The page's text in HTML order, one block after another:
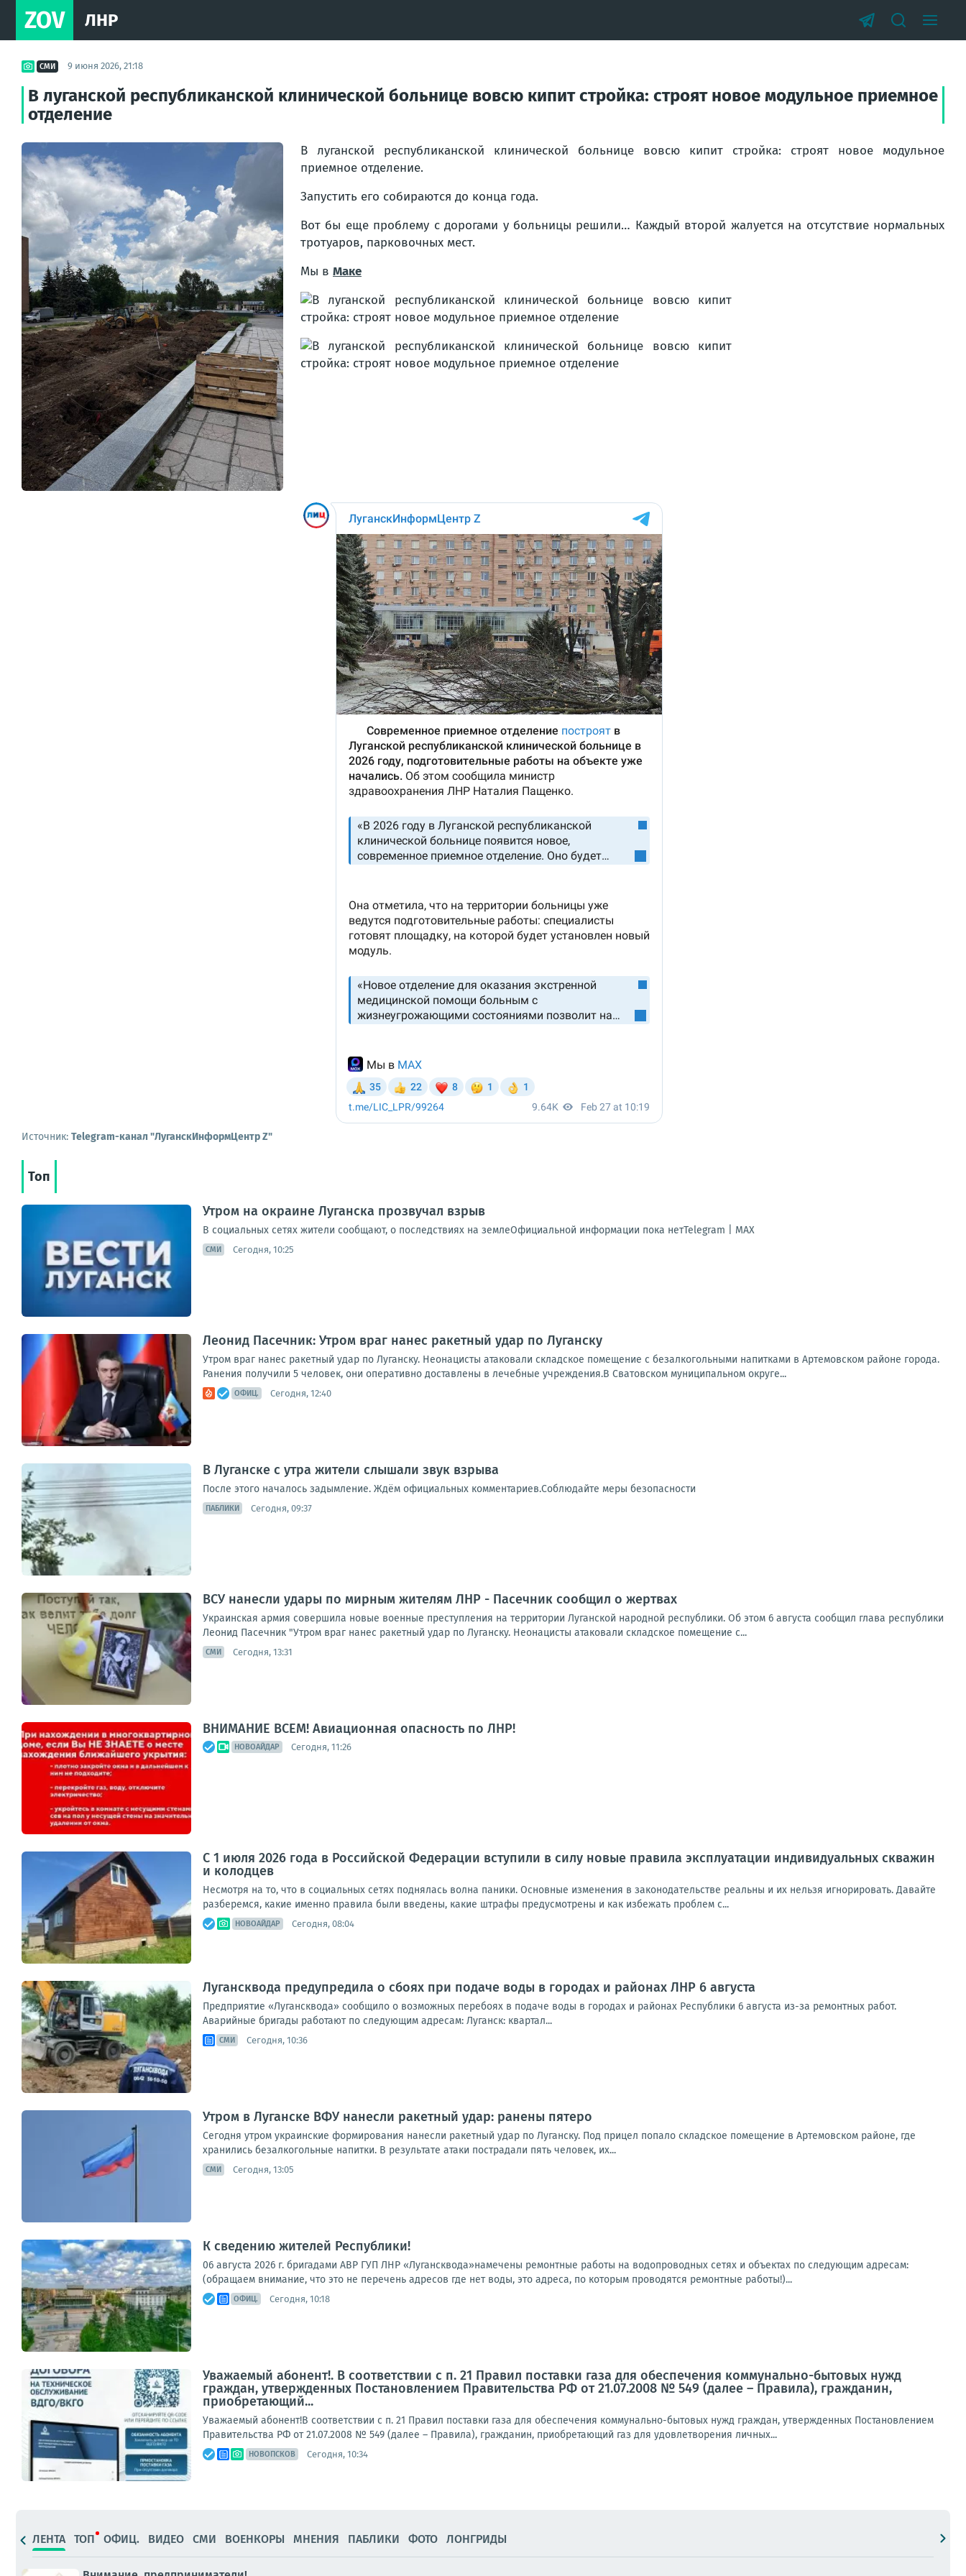
ZOV ЛНР
СМИ 9 июня 2026, 21:18
В луганской республиканской клинической больнице вовсю кипит стройка: строят новое модульное приемное
отделение
В луганской республиканской клинической больнице вовсю кипит стройка: строят новое модульное
приемное отделение.
Запустить его собираются до конца года.
Вот бы еще проблему с дорогами у больницы решили… Каждый второй жалуется на отсутствие нормальных
тротуаров, парковочных мест.
Мы в Маке
Источник: Telegram-канал "ЛуганскИнформЦентр Z"
Топ
Утром на окраине Луганска прозвучал взрыв
В социальных сетях жители сообщают, о последствиях на землеОфициальной информации пока нетTelegram | MAX
СМИ Сегодня, 10:25
Леонид Пасечник: Утром враг нанес ракетный удар по Луганску
Утром враг нанес ракетный удар по Луганску. Неонацисты атаковали складское помещение с безалкогольными напитками в Артемовском районе города.
Ранения получили 5 человек, они оперативно доставлены в лечебные учреждения.В Сватовском муниципальном округе...
ОФИЦ. Сегодня, 12:40
В Луганске с утра жители слышали звук взрыва
После этого началось задымление. Ждём официальных комментариев.Соблюдайте меры безопасности
ПАБЛИКИ Сегодня, 09:37
ВСУ нанесли удары по мирным жителям ЛНР - Пасечник сообщил о жертвах
Украинская армия совершила новые военные преступления на территории Луганской народной республики. Об этом 6 августа сообщил глава республики
Леонид Пасечник "Утром враг нанес ракетный удар по Луганску. Неонацисты атаковали складское помещение с...
СМИ Сегодня, 13:31
ВНИМАНИЕ ВСЕМ! Авиационная опасность по ЛНР!
НОВОАЙДАР Сегодня, 11:26
С 1 июля 2026 года в Российской Федерации вступили в силу новые правила эксплуатации индивидуальных скважин
и колодцев
Несмотря на то, что в социальных сетях поднялась волна паники. Основные изменения в законодательстве реальны и их нельзя игнорировать. Давайте
разберемся, какие именно правила были введены, какие штрафы предусмотрены и как избежать проблем с...
НОВОАЙДАР Сегодня, 08:04
Лугансквода предупредила о сбоях при подаче воды в городах и районах ЛНР 6 августа
Предприятие «Лугансквода» сообщило о возможных перебоях в подаче воды в городах и районах Республики 6 августа из-за ремонтных работ.
Аварийные бригады работают по следующим адресам: Луганск: квартал...
СМИ Сегодня, 10:36
Утром в Луганске ВФУ нанесли ракетный удар: ранены пятеро
Сегодня утром украинские формирования нанесли ракетный удар по Луганску. Под прицел попало складское помещение в Артемовском районе, где
хранились безалкогольные напитки. В результате атаки пострадали пять человек, их...
СМИ Сегодня, 13:05
К сведению жителей Республики!
06 августа 2026 г. бригадами АВР ГУП ЛНР «Лугансквода»намечены ремонтные работы на водопроводных сетях и объектах по следующим адресам:
(обращаем внимание, что это не перечень адресов где нет воды, это адреса, по которым проводятся ремонтные работы!)...
ОФИЦ. Сегодня, 10:18
Уважаемый абонент!. В соответствии с п. 21 Правил поставки газа для обеспечения коммунально-бытовых нужд
граждан, утвержденных Постановлением Правительства РФ от 21.07.2008 № 549 (далее – Правила), гражданин,
приобретающий...
Уважаемый абонент!В соответствии с п. 21 Правил поставки газа для обеспечения коммунально-бытовых нужд граждан, утвержденных Постановлением
Правительства РФ от 21.07.2008 № 549 (далее – Правила), гражданин, приобретающий газ для удовлетворения личных...
НОВОПСКОВ Сегодня, 10:34
ЛЕНТА ТОП ОФИЦ. ВИДЕО СМИ ВОЕНКОРЫ МНЕНИЯ ПАБЛИКИ ФОТО ЛОНГРИДЫ